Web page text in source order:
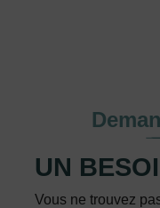
UN
Vous ne trouvez